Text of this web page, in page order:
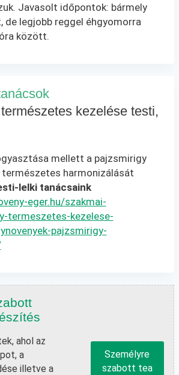
Javasolt időpontok: bármely
legjobb reggel éhgyomorra
között.
kezelése testi,
mellett a pajzsmirigy
harmonizálását
lelki tanácsaink
eger.hu/szakmai-
termeszetes-kezelese-
pajzsmirigy-
ahol az
a
illetve a
Személyre
szabott tea